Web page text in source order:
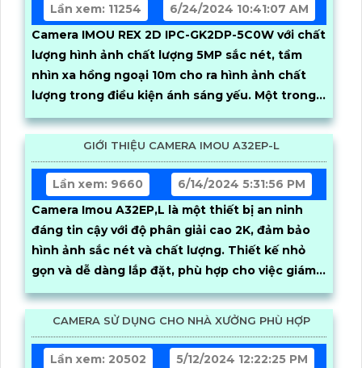
Lần xem: 11254
6/24/2024 10:41:07 AM
Camera IMOU REX 2D IPC-GK2DP-5C0W với chất
lượng hình ảnh chất lượng 5MP sắc nét, tầm
nhìn xa hồng ngoại 10m cho ra hình ảnh chất
lượng trong điều kiện ánh sáng yếu. Một trong...
GIỚI THIỆU CAMERA IMOU A32EP-L
Lần xem: 9660
6/14/2024 5:31:56 PM
Camera Imou A32EP,L là một thiết bị an ninh
đáng tin cậy với độ phân giải cao 2K, đảm bảo
hình ảnh sắc nét và chất lượng. Thiết kế nhỏ
gọn và dễ dàng lắp đặt, phù hợp cho việc giám
sát gia đình, văn phòng hoặc cửa hàng
CAMERA SỬ DỤNG CHO NHÀ XƯỞNG PHÙ HỢP
Lần xem: 20502
5/12/2024 12:22:25 PM